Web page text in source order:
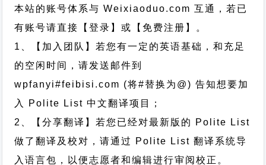
本站的账号体系与Weixiaoduo.com 互通，若已
有账号请直接【登录】或【免费注册】。
1、【加入团队】若您有一定的英语基础，和充足
的空闲时间，请发送邮件到
wpfanyi#feibisi.com (将#替换为@) 告知想要加
入 Polite List 中文翻译项目；
2、【分享翻译】若您已经对最新版的 Polite List
做了翻译及校对，请通过 Polite List 翻译系统导
入语言包，以便志愿者和编辑进行审阅校正。